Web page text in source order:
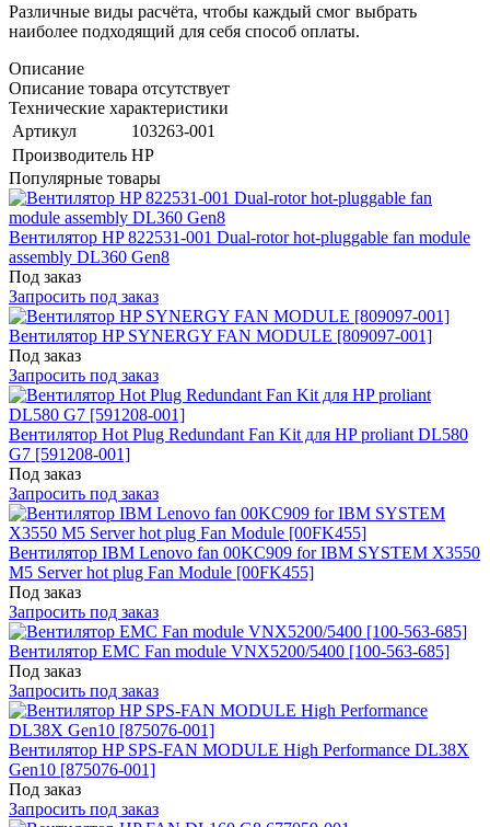
Различные виды расчёта, чтобы каждый смог выбрать
наиболее подходящий для себя способ оплаты.
Описание
Описание товара отсутствует
Технические характеристики
Артикул
103263-001
Производитель HP
Популярные товары
Вентилятор HP 822531-001 Dual-rotor hot-pluggable fan module
assembly DL360 Gen8
Под заказ
Запросить под заказ
Вентилятор HP SYNERGY FAN MODULE [809097-001]
Под заказ
Запросить под заказ
Вентилятор Hot Plug Redundant Fan Kit для HP proliant DL580
G7 [591208-001]
Под заказ
Запросить под заказ
Вентилятор IBM Lenovo fan 00KC909 for IBM SYSTEM X3550
M5 Server hot plug Fan Module [00FK455]
Под заказ
Запросить под заказ
Вентилятор EMC Fan module VNX5200/5400 [100-563-685]
Под заказ
Запросить под заказ
Вентилятор HP SPS-FAN MODULE High Performance DL38X
Gen10 [875076-001]
Под заказ
Запросить под заказ